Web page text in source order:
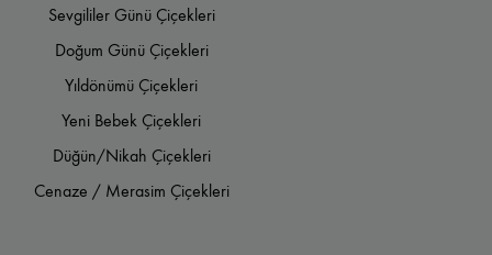
Sevgililer Günü Çiçekleri
Doğum Günü Çiçekleri
Yıldönümü Çiçekleri
Yeni Bebek Çiçekleri
Düğün/Nikah Çiçekleri
Cenaze / Merasim Çiçekleri